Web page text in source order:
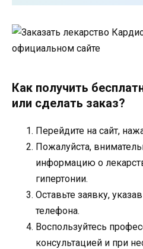
Как получить
или сделать заказ?
Перейдите на сайт,
Пожалуйста,
информацию о
гипертонии.
Оставьте заявку,
телефона.
Воспользуйтесь
консультацией и при